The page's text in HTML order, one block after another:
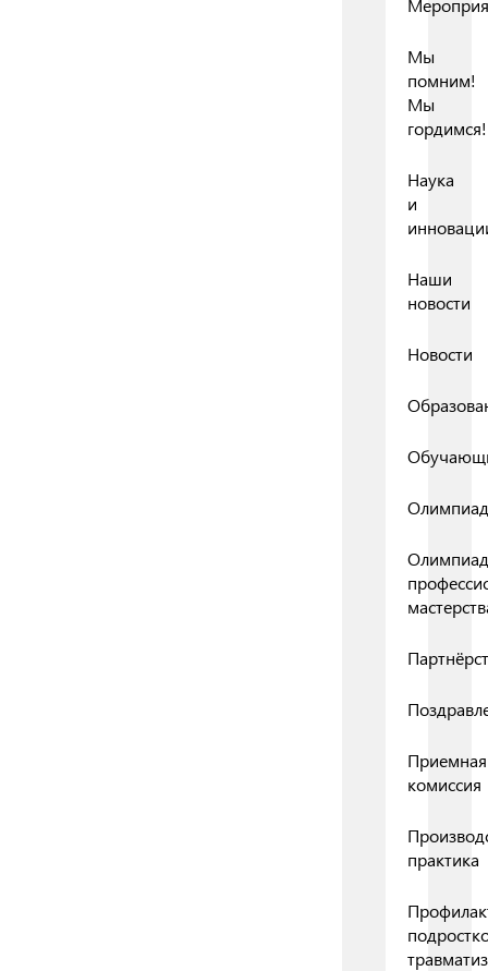
Мы
помним!
Мы
гордимся!
Наука
и
Наши
новости
Новости
Приемная
комиссия
практика